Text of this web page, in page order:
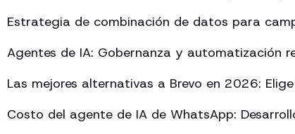
Estrategia de combinación de datos para
Agentes de IA: Gobernanza y automatización
Las mejores alternativas a Brevo en 2026:
Costo del agente de IA de WhatsApp: